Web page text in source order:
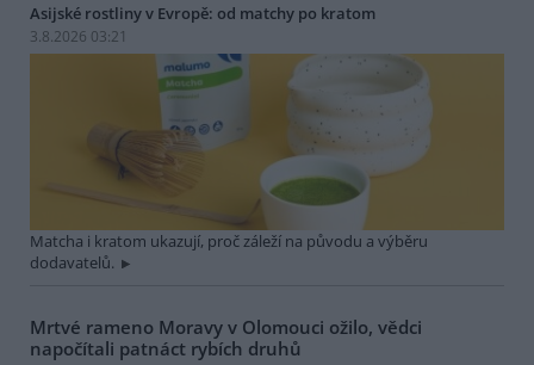
Asijské rostliny v Evropě: od matchy po kratom
3.8.2026 03:21
Matcha i kratom ukazují, proč záleží na původu a výběru
dodavatelů.
Mrtvé rameno Moravy v Olomouci ožilo, vědci
napočítali patnáct rybích druhů